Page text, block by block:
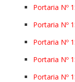
Portaria Nº
Portaria Nº
Portaria Nº
Portaria Nº
Portaria Nº